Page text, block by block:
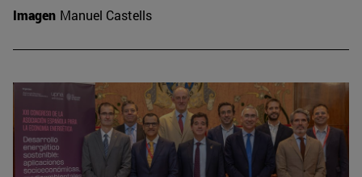
Imagen Manuel Castells